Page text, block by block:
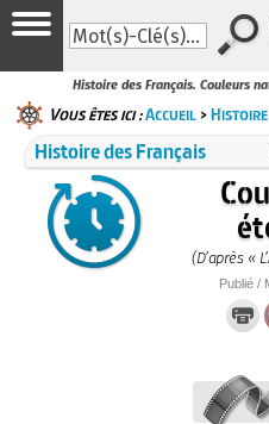
Histoire des Français. Couleurs
Vous êtes ici :Accueil >Histoire
Histoire des Français
(D’après «
Publié /